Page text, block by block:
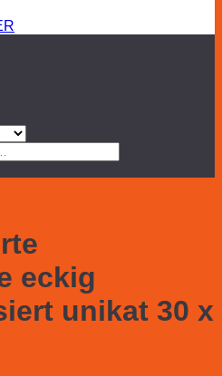
eckig
unikat 30 x